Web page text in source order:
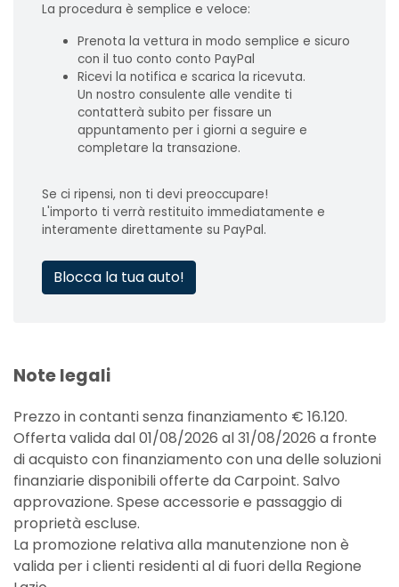
La procedura è semplice e veloce:
Prenota la vettura in modo semplice e sicuro
con il tuo conto conto PayPal
Ricevi la notifica e scarica la ricevuta.
Un nostro consulente alle vendite ti
contatterà subito per fissare un
appuntamento per i giorni a seguire e
completare la transazione.
Se ci ripensi, non ti devi preoccupare!
L'importo ti verrà restituito immediatamente e
interamente direttamente su PayPal.
Blocca la tua auto!
Note legali
Prezzo in contanti senza finanziamento € 16.120.
Offerta valida dal 01/08/2026 al 31/08/2026 a fronte
di acquisto con finanziamento con una delle soluzioni
finanziarie disponibili offerte da Carpoint. Salvo
approvazione. Spese accessorie e passaggio di
proprietà escluse.
La promozione relativa alla manutenzione non è
valida per i clienti residenti al di fuori della Regione